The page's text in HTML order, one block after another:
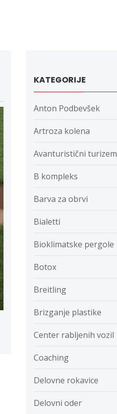
KATEGORIJE
Anton Podbevšek
Artroza kolena
Avanturistični turizem
B kompleks
Barva za obrvi
Bialetti
Bioklimatske pergole
Botox
Breitling
Brizganje plastike
Center rabljenih vozil
Coaching
Delovne rokavice
Delovni oder